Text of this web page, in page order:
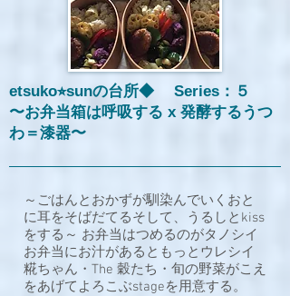
etsuko⭐︎sunの台所◆ Series：５
〜お弁当箱は呼吸する x 発酵するうつ
わ＝漆器〜
～ごはんとおかずが馴染んでいくおと
に耳をそばだてるそして、うるしとkiss
をする～ お弁当はつめるのがタノシイ
お弁当にお汁があるともっとウレシイ
糀ちゃん・The 穀たち・旬の野菜がこえ
をあげてよろこぶstageを用意する。